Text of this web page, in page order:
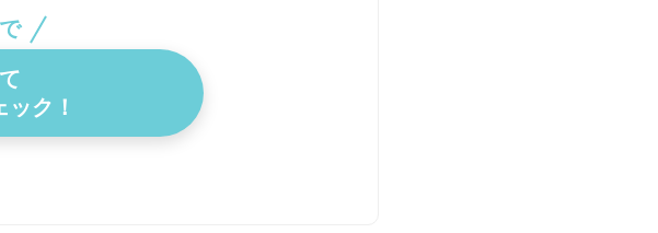
ク！